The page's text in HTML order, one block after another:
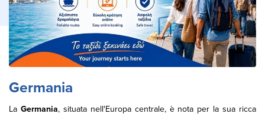
Germania
La Germania, situata nell'Europa centrale, è nota per la sua ricca